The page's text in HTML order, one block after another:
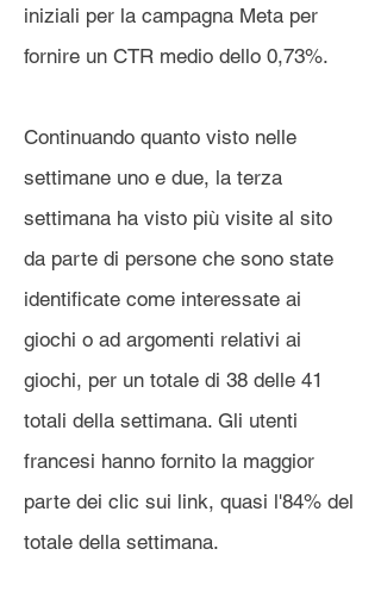
iniziali per la campagna Meta per
fornire un CTR medio dello 0,73%.
Continuando quanto visto nelle
settimane uno e due, la terza
settimana ha visto più visite al sito
da parte di persone che sono state
identificate come interessate ai
giochi o ad argomenti relativi ai
giochi, per un totale di 38 delle 41
totali della settimana. Gli utenti
francesi hanno fornito la maggior
parte dei clic sui link, quasi l'84% del
totale della settimana.